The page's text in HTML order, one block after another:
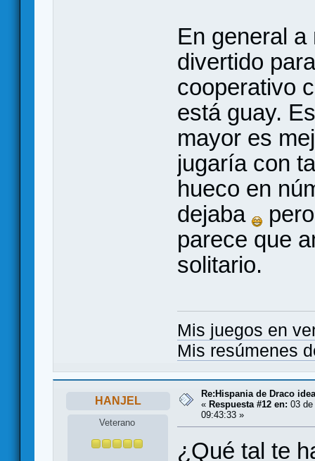
En general
divertido
cooperativo
está guay.
mayor es
jugaría con
hueco en
dejaba
parece que
solitario.
Mis juegos en
Mis resúmenes
HANJEL
Veterano
Re:Hispania de Draco
« Respuesta #12 en: 03
09:43:33 »
¿Qué tal te